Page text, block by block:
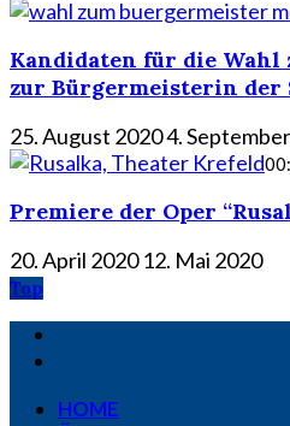
Kandidaten für die
zur Bürgermeisterin der
25. August 20204.
Premiere der Oper
20. April 2020 12. Mai 2020
Top
HOME